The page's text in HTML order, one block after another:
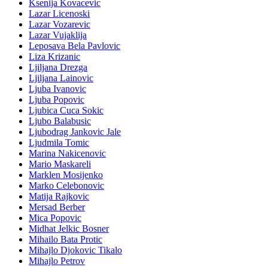
Ksenija Kovacevic
Lazar Licenoski
Lazar Vozarevic
Lazar Vujaklija
Leposava Bela Pavlovic
Liza Krizanic
Ljiljana Drezga
Ljiljana Lainovic
Ljuba Ivanovic
Ljuba Popovic
Ljubica Cuca Sokic
Ljubo Balabusic
Ljubodrag Jankovic Jale
Ljudmila Tomic
Marina Nakicenovic
Mario Maskareli
Marklen Mosijenko
Marko Celebonovic
Matija Rajkovic
Mersad Berber
Mica Popovic
Midhat Jelkic Bosner
Mihailo Bata Protic
Mihajlo Djokovic Tikalo
Mihajlo Petrov